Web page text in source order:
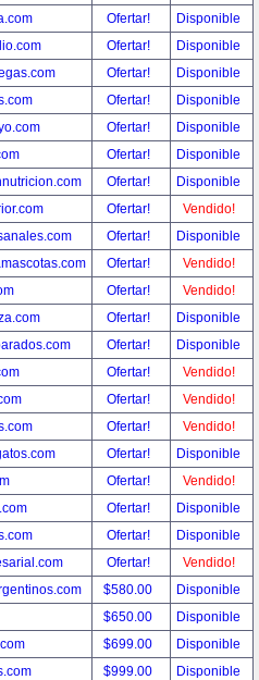
Ofertar!
Disponible
Ofertar!
Disponible
Ofertar!
Disponible
Ofertar!
Disponible
Ofertar!
Disponible
Ofertar!
Disponible
Ofertar!
Disponible
Ofertar!
Vendido!
Ofertar!
Disponible
Ofertar!
Vendido!
Ofertar!
Vendido!
Ofertar!
Disponible
Ofertar!
Disponible
Ofertar!
Vendido!
Ofertar!
Vendido!
Ofertar!
Vendido!
Ofertar!
Disponible
Ofertar!
Vendido!
Ofertar!
Disponible
Ofertar!
Disponible
Ofertar!
Vendido!
$580.00
Disponible
$650.00
Disponible
$699.00
Disponible
$999.00
Disponible